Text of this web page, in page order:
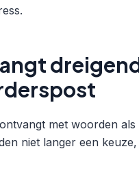
met woorden als
niet langer een